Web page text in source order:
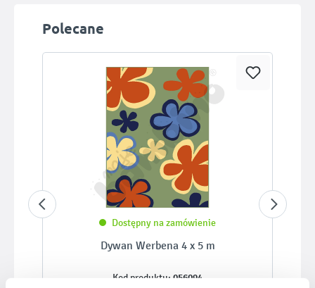
Pomiń galerię produktów
Polecane
Dostępny na zamówienie
Dywan Werbena 4 x 5 m
Kod produktu: 056094